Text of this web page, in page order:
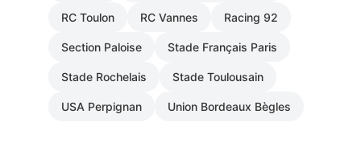
RC Toulon RC Vannes Racing 92
Section Paloise Stade Français Paris
Stade Rochelais Stade Toulousain
USA Perpignan Union Bordeaux Bègles